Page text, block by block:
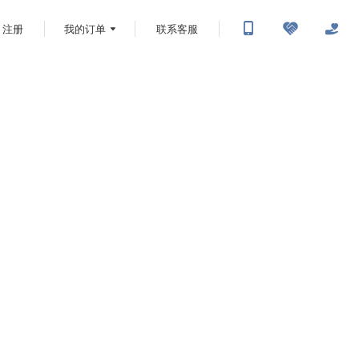
注册 我的订单 联系客服